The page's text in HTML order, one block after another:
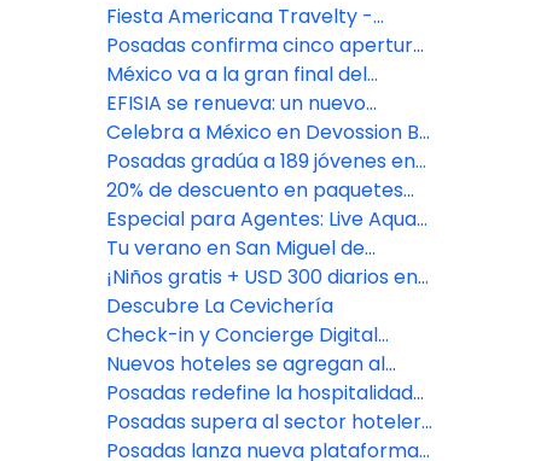
Fiesta Americana Travelty -
Oferta especial TA DEAL
Posadas confirma cinco aperturas
premium en México: Isla Mujeres,
Riviera Maya y CDMX
México va a la gran final del
Bocuse d'Or 2027, con jurado de
Fiesta Americana Travelty
EFISIA se renueva: un nuevo
refugio mediterráneo en Fiesta
Americana Riviera Nayarit
Celebra a México en Devossion By
Live Aqua
Posadas gradúa a 189 jóvenes en
su programa de empoderamiento
educativo
20% de descuento en paquetes
vacacionales con Fiesta
Americana Travelty Collection
Especial para Agentes: Live Aqua
San Miguel de Allende
Tu verano en San Miguel de
Allende comienza aquí
¡Niños gratis + USD 300 diarios en
Resort Credit en Grand Fiesta
Americana Los Cabos!
Descubre La Cevichería
Check-in y Concierge Digital
impulsado por Agentforce
Nuevos hoteles se agregan al
portafolio de Posadas
Posadas redefine la hospitalidad
con el lanzamiento de Fiesta
Americana Travelty Exclusive
Posadas supera al sector hotelero
en experiencia del cliente
Posadas lanza nueva plataforma